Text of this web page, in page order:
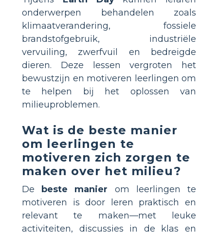
onderwerpen behandelen zoals
klimaatverandering, fossiele
brandstofgebruik, industriële
vervuiling, zwerfvuil en bedreigde
dieren. Deze lessen vergroten het
bewustzijn en motiveren leerlingen om
te helpen bij het oplossen van
milieuproblemen.
Wat is de beste manier
om leerlingen te
motiveren zich zorgen te
maken over het milieu?
De beste manier om leerlingen te
motiveren is door leren praktisch en
relevant te maken—met leuke
activiteiten, discussies in de klas en